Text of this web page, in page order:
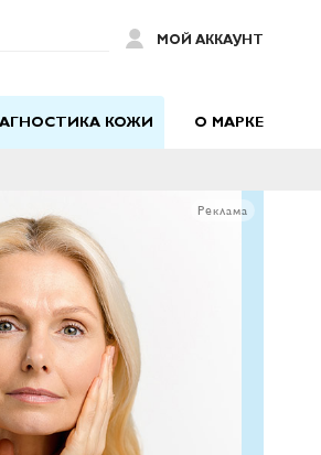
МОЙ АККАУНТ
КОЖИ О МАРКЕ
Реклама